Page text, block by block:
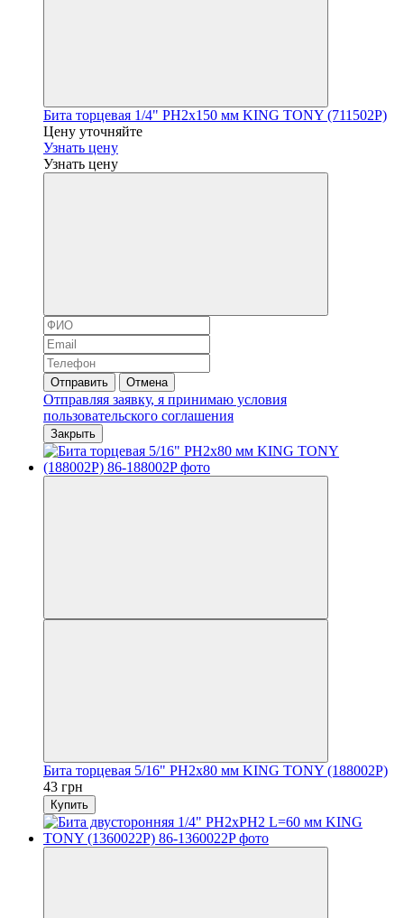
Бита торцевая 1/4" PH2х150 мм KING TONY (711502P)
Цену уточняйте
Узнать цену
Узнать цену
Отправить Отмена
Отправляя заявку, я принимаю условия
пользовательского соглашения
Закрыть
Бита торцевая 5/16" PH2х80 мм KING TONY (188002P)
43 грн
Купить